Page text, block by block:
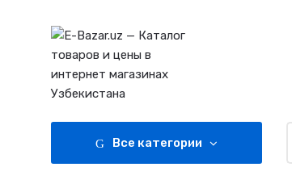
navigation
Все категории